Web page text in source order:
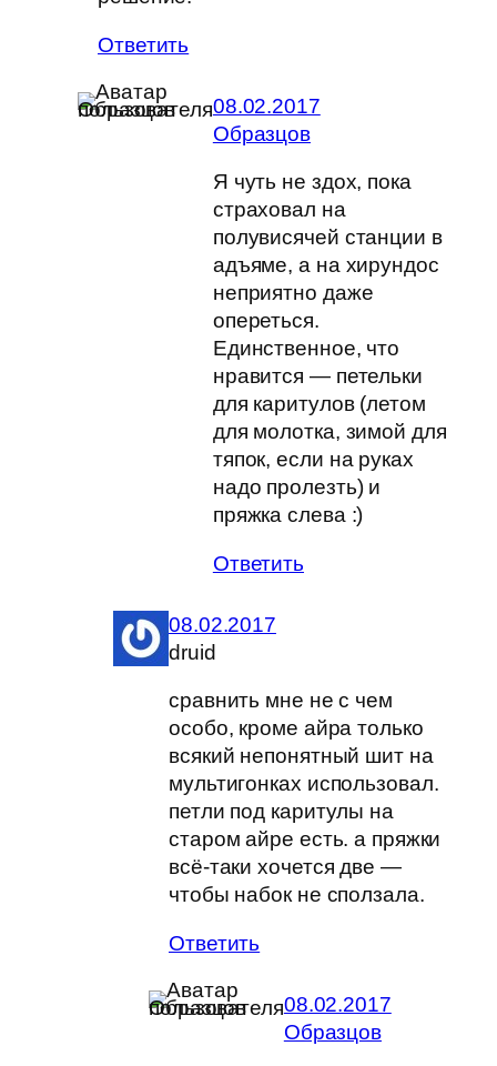
Ответить
08.02.2017
Образцов
Я чуть не здох, пока
страховал на
полувисячей станции в
адъяме, а на хирундос
неприятно даже
опереться.
Единственное, что
нравится — петельки
для каритулов (летом
для молотка, зимой для
тяпок, если на руках
надо пролезть) и
пряжка слева :)
Ответить
08.02.2017
druid
сравнить мне не с чем
особо, кроме айра только
всякий непонятный шит на
мультигонках использовал.
петли под каритулы на
старом айре есть. а пряжки
всё-таки хочется две —
чтобы набок не сползала.
Ответить
08.02.2017
Образцов